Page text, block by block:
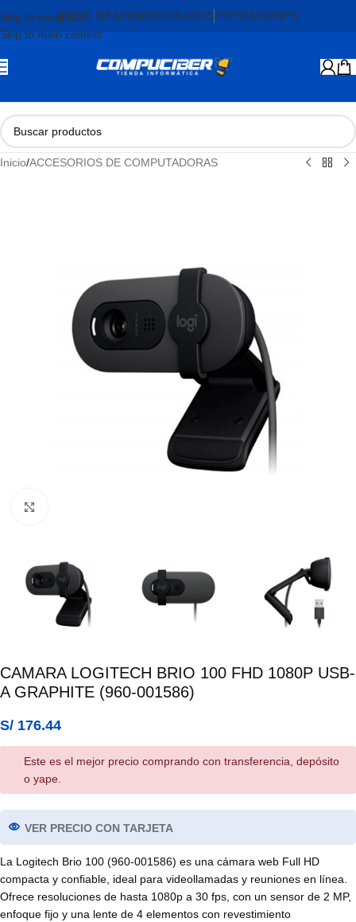
Skip to navigation
Skip to main content
PROD. REACONDICIONADOSCOTIZACIONES
Inicio/ACCESORIOS DE COMPUTADORAS
CAMARA LOGITECH BRIO 100 FHD 1080P USB-
A GRAPHITE (960-001586)
S/ 176.44
Este es el mejor precio comprando con transferencia, depósito
o yape.
VER PRECIO CON TARJETA
La Logitech Brio 100 (960-001586) es una cámara web Full HD
compacta y confiable, ideal para videollamadas y reuniones en línea.
Ofrece resoluciones de hasta 1080p a 30 fps, con un sensor de 2 MP,
enfoque fijo y una lente de 4 elementos con revestimiento